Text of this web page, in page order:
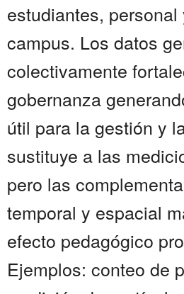
estudiantes,
campus. Los datos
colectivamente
gobernanza
útil para la gestión y
sustituye a las
pero las
temporal y espacial
efecto pedagógico
Ejemplos: conteo de